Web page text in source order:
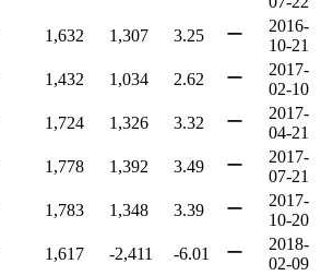
1,632 1,307 3.25 ー
2016-
10-21
1,432 1,034 2.62 ー
2017-
02-10
1,724 1,326 3.32 ー
2017-
04-21
1,778 1,392 3.49 ー
2017-
07-21
1,783 1,348 3.39 ー
2017-
10-20
1,617 -2,411 -6.01 ー
2018-
02-09